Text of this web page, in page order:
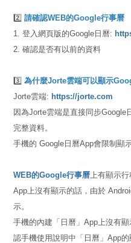
2️⃣請確認WEB的Google行事曆
1. 登入網頁版的Google日曆:
2. 確認是否有以前的資料
3️⃣為什麼Jorte雲端可以顯示
Jorte雲端: https://jorte.com
因為Jorte雲端是直接同步Google
完整資料。
手機的 Google日曆App會限制顯
WEB的Google行事曆 上有顯示
App上沒有顯示的話，由於
示。
手機的內建「日曆」App上沒有
認手機使用說明中「日曆」App的